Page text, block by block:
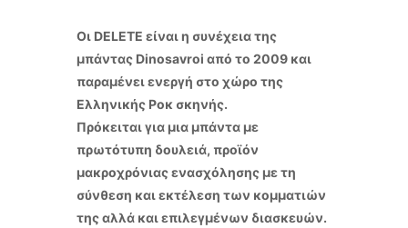
Οι DELETE είναι η συνέχεια της
μπάντας Dinosavroi από το 2009 και
παραμένει ενεργή στο χώρο της
Ελληνικής Ροκ σκηνής.
Πρόκειται για μια μπάντα με
πρωτότυπη δουλειά, προϊόν
μακροχρόνιας ενασχόλησης με τη
σύνθεση και εκτέλεση των κομματιών
της αλλά και επιλεγμένων διασκευών.